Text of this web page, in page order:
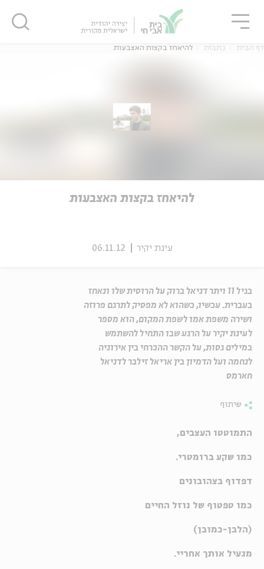
אנגלית
דף הבית כתבות להיאחז בקצות האצבעות
להיאחז בקצות האצבעות
עינת יקיר 06.11.12
בגיל 11 ויתר דניאל ברוק על הרוסית שלו ונאחז
בעברית. עכשיו, כשהוא לא מפסיק לתרגם פרוזה
ושירה משפת אמו לשפת המקום, הוא מספר
לעינת יקיר על הרגע שבו התחיל להשתמש
במילים גסות, על הקשר ההכרחי בין אירוניה
לנחמה ועל הדמיון בין אריאל זילבר לדניאל
חארמס
שיתוף
התמוטטו העצבים,
כמו שקע ברומטרי.
דפדוף בצהובונים
כמו טפטוף של נוזל החיים
(הלבן-כמובן)
מגעיל אותך אחריי.
סגור